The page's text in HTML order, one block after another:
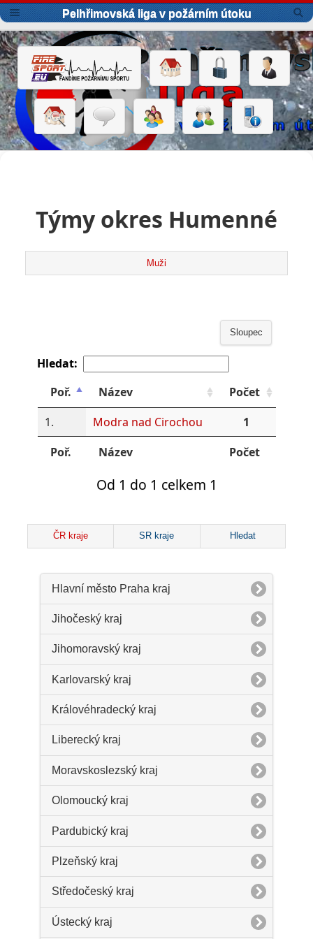
Pelhřimovská liga v požárním útoku
Týmy okres Humenné
Muži
Sloupec
Hledat:
Poř.
Název
Počet
1.
Modra nad Cirochou
1
Poř.
Název Počet
Od 1 do 1 celkem 1
ČR kraje SR kraje Hledat
Hlavní město Praha kraj
Jihočeský kraj
Jihomoravský kraj
Karlovarský kraj
Královéhradecký kraj
Liberecký kraj
Moravskoslezský kraj
Olomoucký kraj
Pardubický kraj
Plzeňský kraj
Středočeský kraj
Ústecký kraj